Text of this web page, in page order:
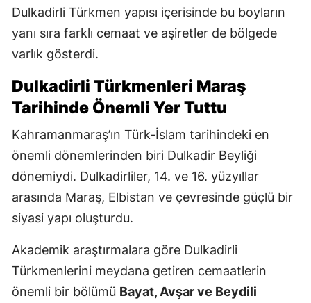
Dulkadirli Türkmen yapısı içerisinde bu boyların
yanı sıra farklı cemaat ve aşiretler de bölgede
varlık gösterdi.
Dulkadirli Türkmenleri Maraş
Tarihinde Önemli Yer Tuttu
Kahramanmaraş’ın Türk-İslam tarihindeki en
önemli dönemlerinden biri Dulkadir Beyliği
dönemiydi. Dulkadirliler, 14. ve 16. yüzyıllar
arasında Maraş, Elbistan ve çevresinde güçlü bir
siyasi yapı oluşturdu.
Akademik araştırmalara göre Dulkadirli
Türkmenlerini meydana getiren cemaatlerin
önemli bir bölümü Bayat, Avşar ve Beydili